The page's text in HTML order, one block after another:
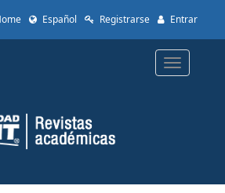
Español Registrarse Entrar
Toggle